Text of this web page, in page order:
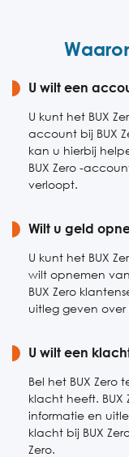
Vrijdag
Zaterdag
Zondag
U wilt een
U kunt het BUX
account bij BUX
kan u hierbij
BUX Zero -
verloopt.
Wilt u geld
U kunt het BUX
wilt opnemen
BUX Zero
uitleg geven
U wilt een
Bel het BUX
klacht heeft. BUX
informatie en
klacht bij BUX
Zero.